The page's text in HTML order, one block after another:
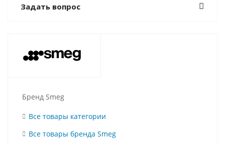
Задать вопрос
Бренд Smeg
Все товары категории
Все товары бренда Smeg